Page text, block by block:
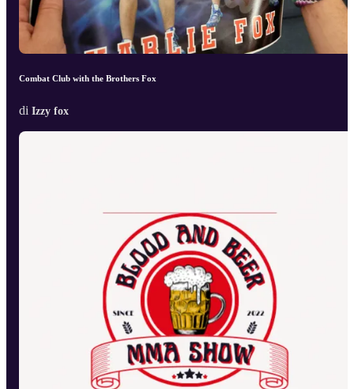
Combat Club with the Brothers Fox
di Izzy fox